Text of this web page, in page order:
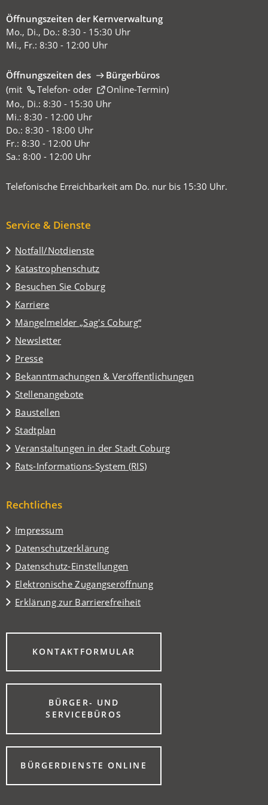
Öffnungszeiten der Kernverwaltung
Mo., Di., Do.: 8:30 - 15:30 Uhr
Mi., Fr.: 8:30 - 12:00 Uhr
Öffnungszeiten des
Bürgerbüros
(mit
Telefon-oder Online-Termin
(Öffnet
in
einem
neuen
Tab)
)
Mo., Di.: 8:30 - 15:30 Uhr
Mi.: 8:30 - 12:00 Uhr
Do.: 8:30 - 18:00 Uhr
Fr.: 8:30 - 12:00 Uhr
Sa.: 8:00 - 12:00 Uhr
Telefonische Erreichbarkeit am Do. nur bis 15:30 Uhr.
Service & Dienste
Notfall/Notdienste
Katastrophenschutz
Besuchen Sie Coburg
(Öffnet
in
einem
neuen
Tab)
Karriere
Mängelmelder „Sag's Coburg“
(Öffnet
in
einem
neuen
Tab)
Newsletter
Presse
Bekanntmachungen & Veröffentlichungen
Stellenangebote
Baustellen
Stadtplan
(Öffnet
in
einem
neuen
Veranstaltungen in der Stadt Coburg
(Öffnet
in
einem
Tab)
Rats-Informations-System (RIS)
(Öffnet
neuen
Rechtliches
Impressum
Datenschutzerklärung
Datenschutz-Einstellungen
Elektronische Zugangseröffnung
Erklärung zur Barrierefreiheit
KONTAKTFORMULAR
(ÖFFNET
EINEM
NEUEN
BÜRGER- UND
SERVICEBÜROS
(ÖFFNET
EINEM
NEUEN
TAB)BÜRGERDIENSTE ONLINE
(ÖFFNET